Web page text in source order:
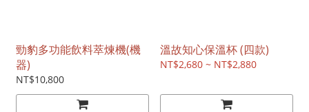
勁豹多功能飲料萃煉機(機
器)
NT$10,800
溫故知心保溫杯 (四款)
NT$2,680 ~ NT$2,880